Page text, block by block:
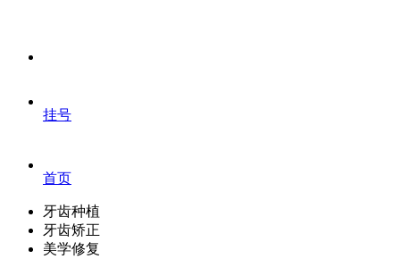
挂号
首页
牙齿种植
牙齿矫正
美学修复